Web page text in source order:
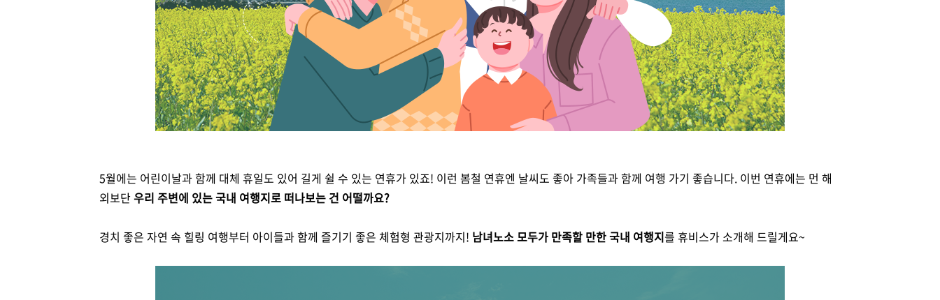
5월에는 어린이날과 함께 대체 휴일도 있어 길게 쉴 수 있는 연휴가 있죠! 이런 봄철 연휴엔 날씨도 좋아 가족들과 함께 여행 가기 좋습니다. 이번 연휴에는 먼 해
외보단우리 주변에 있는 국내 여행지로 떠나보는 건 어떨까요?
경치 좋은 자연 속 힐링 여행부터 아이들과 함께 즐기기 좋은 체험형 관광지까지! 남녀노소 모두가 만족할 만한 국내 여행지를 휴비스가 소개해 드릴게요~